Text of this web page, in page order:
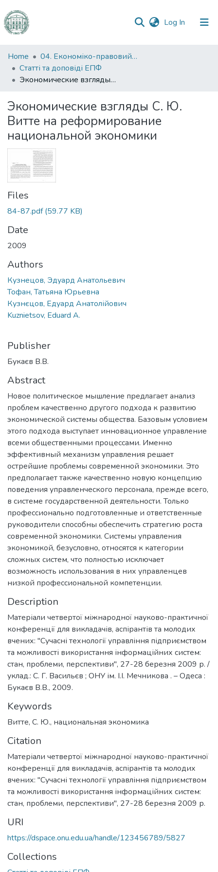
Log In (current)
Communities
&
Collections
Statistics
Home
04. Економіко-правовий факультет
Статті та доповіді ЕПФ
Экономические взгляды С. Ю. Витте на реформирование национальной экономики
Экономические взгляды С. Ю.
Витте на реформирование
национальной экономики
Files
84-87.pdf(59.77 KB)
Date
2009
Authors
Кузнецов, Эдуард Анатольевич
Тофан, Татьяна Юрьевна
Кузнєцов, Едуард Анатолійович
Kuznietsov, Eduard A.
Publisher
Букаєв В.В.
Abstract
Новое политическое мышление предлагает анализ
проблем качественно другого подхода к развитию
экономической системы общества. Базовым условием
этого подхода выступает инновационное управление
всеми общественными процессами. Именно
эффективный механизм управления решает
острейшие проблемы современной экономики. Это
предполагает также качественно новую концепцию
поведения управленческого персонала, прежде всего,
в системе государственной деятельности. Только
профессионально подготовленные и ответственные
руководители способны обеспечить стратегию роста
современной экономики. Системы управления
экономикой, безусловно, относятся к категории
сложных систем, что полностью исключает
возможность использования в них управленцев
низкой профессиональной компетенции.
Description
Матеріали четвертої міжнародної науково-практичної
конференції для викладачів, аспірантів та молодих
вчених: "Сучасні технології управління підприємством
та можливості використання інформаційних систем:
стан, проблеми, перспективи", 27-28 березня 2009 р. /
уклад.: С. Г. Васильєв ; ОНУ ім. І.І. Мечникова . – Одеса :
Букаєв В.В., 2009.
Keywords
Витте, С. Ю., национальная экономика
Citation
Матеріали четвертої міжнародної науково-практичної
конференції для викладачів, аспірантів та молодих
вчених: "Сучасні технології управління підприємством
та можливості використання інформаційних систем:
стан, проблеми, перспективи", 27-28 березня 2009 р.
URI
https://dspace.onu.edu.ua/handle/123456789/5827
Collections